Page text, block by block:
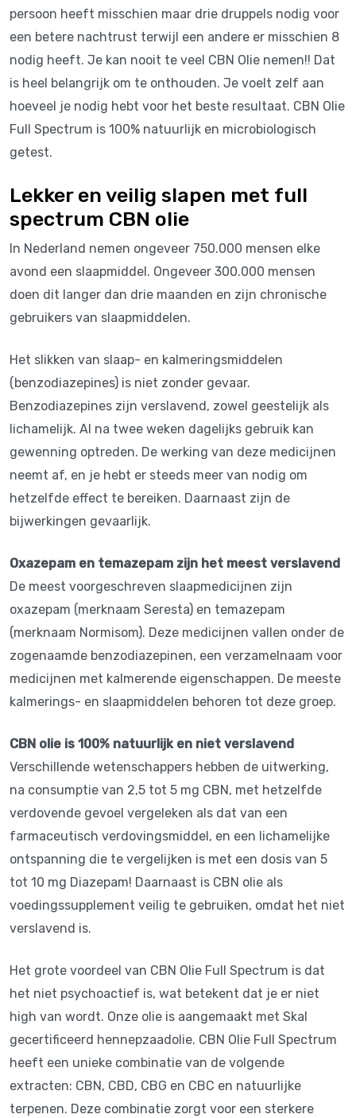
persoon heeft misschien maar drie druppels nodig voor
een betere nachtrust terwijl een andere er misschien 8
nodig heeft. Je kan nooit te veel CBN Olie nemen!! Dat
is heel belangrijk om te onthouden. Je voelt zelf aan
hoeveel je nodig hebt voor het beste resultaat. CBN Olie
Full Spectrum is 100% natuurlijk en microbiologisch
getest.
Lekker en veilig slapen met full
spectrum CBN olie
In Nederland nemen ongeveer 750.000 mensen elke
avond een slaapmiddel. Ongeveer 300.000 mensen
doen dit langer dan drie maanden en zijn chronische
gebruikers van slaapmiddelen.
Het slikken van slaap- en kalmeringsmiddelen
(benzodiazepines) is niet zonder gevaar.
Benzodiazepines zijn verslavend, zowel geestelijk als
lichamelijk. Al na twee weken dagelijks gebruik kan
gewenning optreden. De werking van deze medicijnen
neemt af, en je hebt er steeds meer van nodig om
hetzelfde effect te bereiken. Daarnaast zijn de
bijwerkingen gevaarlijk.
Oxazepam en temazepam zijn het meest verslavend
De meest voorgeschreven slaapmedicijnen zijn
oxazepam (merknaam Seresta) en temazepam
(merknaam Normisom). Deze medicijnen vallen onder de
zogenaamde benzodiazepinen, een verzamelnaam voor
medicijnen met kalmerende eigenschappen. De meeste
kalmerings- en slaapmiddelen behoren tot deze groep.
CBN olie is 100% natuurlijk en niet verslavend
Verschillende wetenschappers hebben de uitwerking,
na consumptie van 2,5 tot 5 mg CBN, met hetzelfde
verdovende gevoel vergeleken als dat van een
farmaceutisch verdovingsmiddel, en een lichamelijke
ontspanning die te vergelijken is met een dosis van 5
tot 10 mg Diazepam! Daarnaast is CBN olie als
voedingssupplement veilig te gebruiken, omdat het niet
verslavend is.
Het grote voordeel van CBN Olie Full Spectrum is dat
het niet psychoactief is, wat betekent dat je er niet
high van wordt. Onze olie is aangemaakt met Skal
gecertificeerd hennepzaadolie. CBN Olie Full Spectrum
heeft een unieke combinatie van de volgende
extracten: CBN, CBD, CBG en CBC en natuurlijke
terpenen. Deze combinatie zorgt voor een sterkere